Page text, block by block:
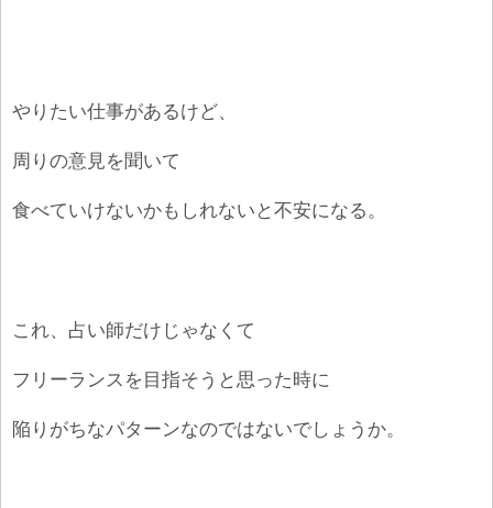
やりたい仕事があるけど、
周りの意見を聞いて
食べていけないかもしれないと不安になる。
これ、占い師だけじゃなくて
フリーランスを目指そうと思った時に
陥りがちなパターンなのではないでしょうか。